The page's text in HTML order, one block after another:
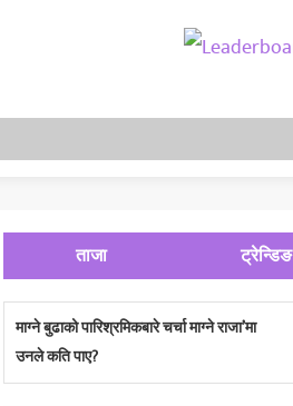
ताजा ट्रेन्डिङ
माग्ने बुढाको पारिश्रमिकबारे चर्चा माग्ने राजा’मा
उनले कति पाए?